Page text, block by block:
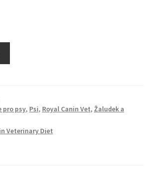
pro kočky — Italské holistic krmivo
kočky
pro psy, Psi, Royal Canin Vet, Žaludek a
Veterinary Diet